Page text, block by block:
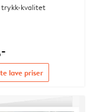
trykk-kvalitet
lave priser